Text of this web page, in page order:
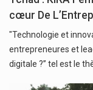
cœur De
"Technologie et
entrepreneures et
digitale ?’’ tel est le